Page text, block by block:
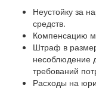
Неустойку за
средств.
Компенсацию
Штраф в
несоблюдение
требований
Расходы на